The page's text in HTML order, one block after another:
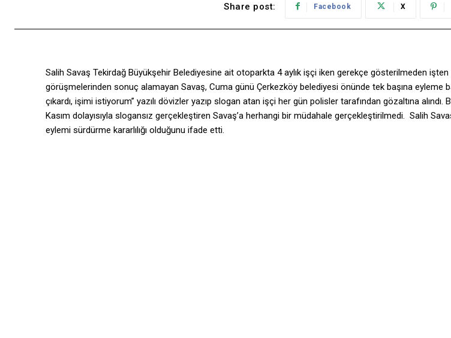
Share post: Facebook X
Salih Savaş Tekirdağ Büyükşehir Belediyesine ait otoparkta 4 aylık işçi iken gerekçe gösterilmeden işten
görüşmelerinden sonuç alamayan Savaş, Cuma günü Çerkezköy belediyesi önünde tek başına eyleme
çıkardı, işimi istiyorum” yazılı dövizler yazıp slogan atan işçi her gün polisler tarafından gözaltına alındı.
Kasım dolayısıyla slogansız gerçekleştiren Savaş’a herhangi bir müdahale gerçekleştirilmedi. Salih
eylemi sürdürme kararlılığı olduğunu ifade etti.